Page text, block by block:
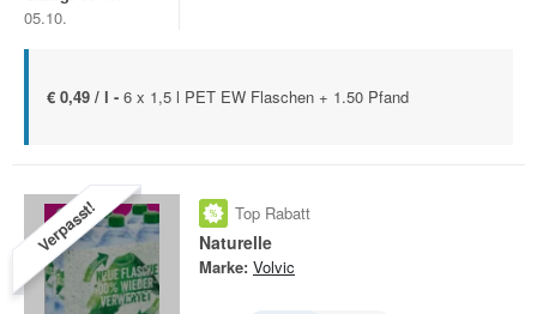
05.10.
€ 0,49 / l - 6 x 1,5 l PET EW Flaschen + 1.50 Pfand
Verpasst! Top Rabatt
Naturelle
Marke: Volvic